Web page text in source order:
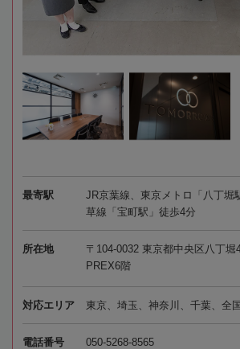
最寄駅
JR京葉線、東京メトロ「八丁堀
草線「宝町駅」徒歩4分
所在地
〒104-0032 東京都中央区八丁
PREX6階
対応エリア 東京、埼玉、神奈川、千葉、全
電話番号 050-5268-8565